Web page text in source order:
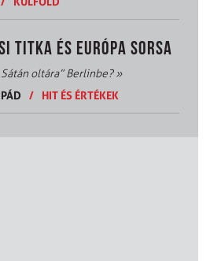
TITKA ÉS EURÓPA SORSA
oltára” Berlinbe?»
/ HIT ÉS ÉRTÉKEK